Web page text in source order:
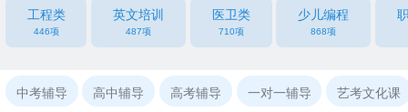
工程类
446项
英文培训
487项
医卫类
710项
少儿编程
868项
中考辅导 高中辅导 高考辅导 一对一辅导 艺考文化课